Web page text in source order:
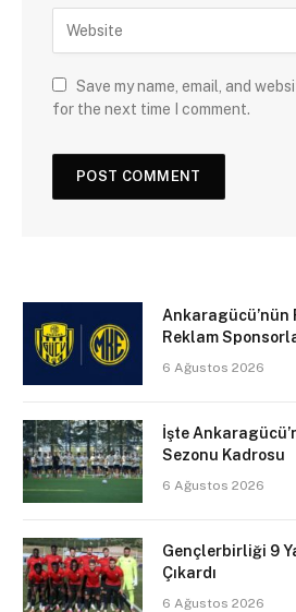
Save my name, email, and
for the next time I comment.
Ankaragücü’nün
Reklam
6 Ağustos 2026
İşte
Sezonu Kadrosu
6 Ağustos 2026
Gençlerbirliği 9
Çıkardı
6 Ağustos 2026